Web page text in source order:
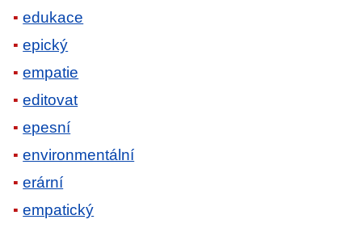
edukace
epický
empatie
editovat
epesní
environmentální
erární
empatický